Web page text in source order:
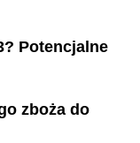
Potencjalne
zboża do